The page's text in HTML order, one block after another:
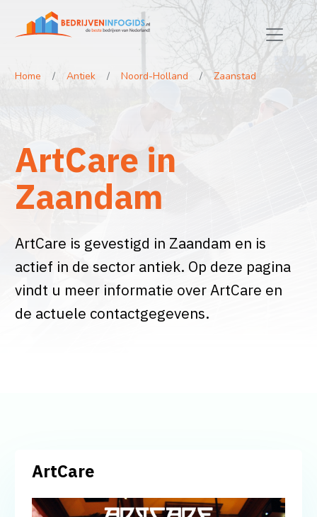
Home Antiek Noord-Holland Zaanstad
ArtCare in
Zaandam
ArtCare is gevestigd in Zaandam en is
actief in de sector antiek. Op deze pagina
vindt u meer informatie over ArtCare en
de actuele contactgegevens.
ArtCare